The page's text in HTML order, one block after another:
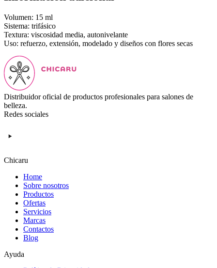
Volumen: 15 ml
Sistema: trifásico
Textura: viscosidad media, autonivelante
Uso: refuerzo, extensión, modelado y diseños con flores secas
Distribuidor oficial de productos profesionales para salones de
belleza.
Redes sociales
Chicaru
Home
Sobre nosotros
Productos
Ofertas
Servicios
Marcas
Contactos
Blog
Ayuda